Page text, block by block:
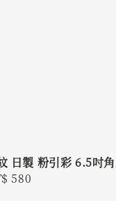
日製 粉引彩 6.5吋
580